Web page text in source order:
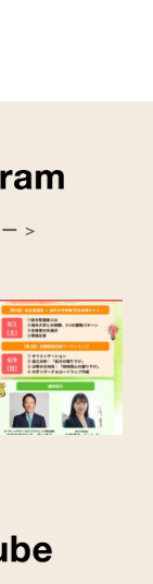
＞
同で、「総合型